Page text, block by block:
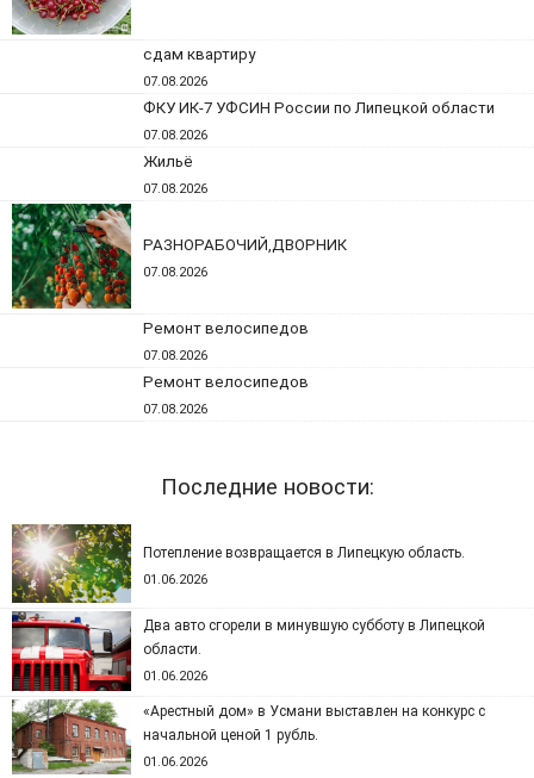
сдам квартиру
07.08.2026
ФКУ ИК-7 УФСИН России по Липецкой области
07.08.2026
Жильё
07.08.2026
РАЗНОРАБОЧИЙ,ДВОРНИК
07.08.2026
Ремонт велосипедов
07.08.2026
Ремонт велосипедов
07.08.2026
Последние новости:
Потепление возвращается в Липецкую область.
01.06.2026
Два авто сгорели в минувшую субботу в Липецкой
области.
01.06.2026
«Арестный дом» в Усмани выставлен на конкурс с
начальной ценой 1 рубль.
01.06.2026